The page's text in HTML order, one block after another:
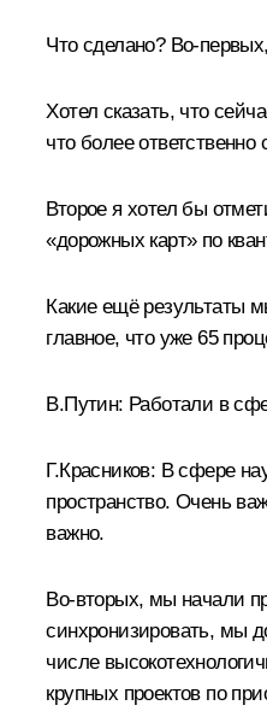
Что сделано? Во-
Хотел сказать, что
что более
Второе я хотел бы
«дорожных карт» по
Какие ещё результаты
главное, что уже 65
В.Путин: Работали в
Г.Красников: В сфере
пространство. Очень
важно.
Во-вторых, мы начали
синхронизировать, мы
числе
крупных проектов по